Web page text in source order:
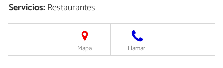
Servicios:Restaurantes
Mapa Llamar